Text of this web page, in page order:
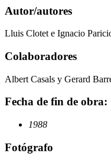
Autor/autores
Lluis Clotet e Ignacio
Colaboradores
Albert Casals y Gerard
Fecha de fin de obra:
1988
Fotógrafo